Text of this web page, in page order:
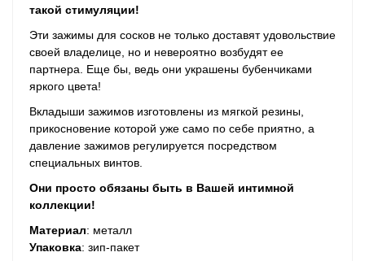
такой стимуляции!
Эти зажимы для сосков не только доставят удовольствие
своей владелице, но и невероятно возбудят ее
партнера. Еще бы, ведь они украшены бубенчиками
яркого цвета!
Вкладыши зажимов изготовлены из мягкой резины,
прикосновение которой уже само по себе приятно, а
давление зажимов регулируется посредством
специальных винтов.
Они просто обязаны быть в Вашей интимной
коллекции!
Материал: металл
Упаковка: зип-пакет